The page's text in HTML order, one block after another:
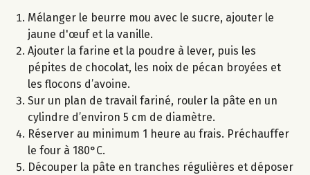
Mélanger le beurre mou avec le sucre, ajouter le
jaune d'œuf et la vanille.
Ajouter la farine et la poudre à lever, puis les
pépites de chocolat, les noix de pécan broyées et
les flocons d’avoine.
Sur un plan de travail fariné, rouler la pâte en un
cylindre d’environ 5 cm de diamètre.
Réserver au minimum 1 heure au frais. Préchauffer
le four à 180°C.
Découper la pâte en tranches régulières et déposer